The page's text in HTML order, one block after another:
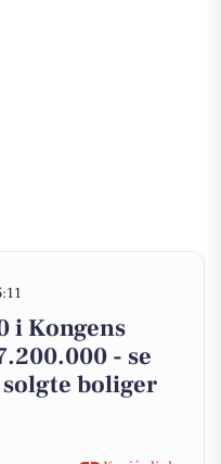
i Kongens
- se
boliger